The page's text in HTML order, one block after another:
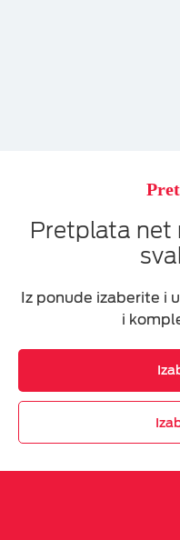
Pretplata net
Iz ponude izaberite i
i